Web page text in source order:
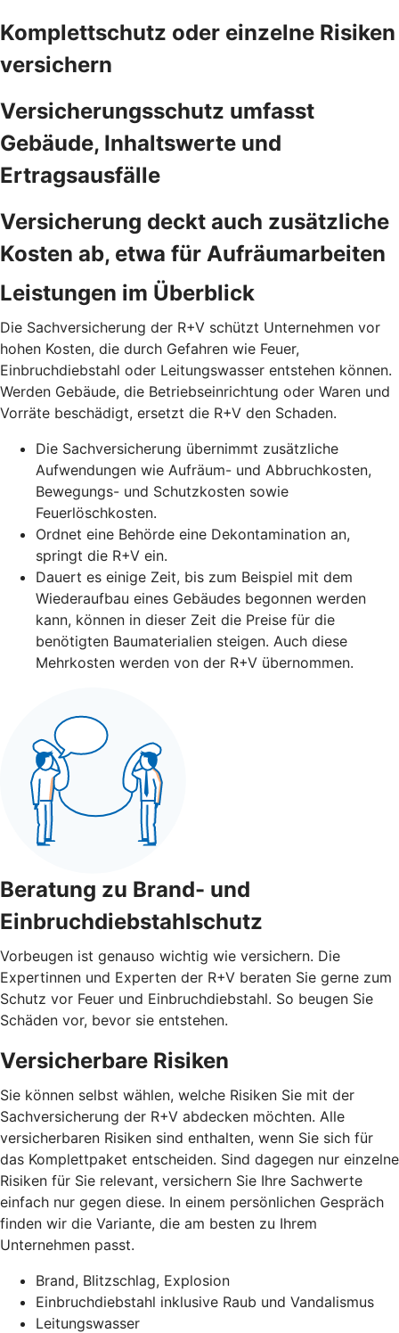
Komplettschutz oder einzelne Risiken
versichern
Versicherungsschutz umfasst
Gebäude, Inhaltswerte und
Ertragsausfälle
Versicherung deckt auch zusätzliche
Kosten ab, etwa für Aufräumarbeiten
Leistungen im Überblick
Die Sachversicherung der R+V schützt Unternehmen vor
hohen Kosten, die durch Gefahren wie Feuer,
Einbruchdiebstahl oder Leitungswasser entstehen können.
Werden Gebäude, die Betriebseinrichtung oder Waren und
Vorräte beschädigt, ersetzt die R+V den Schaden.
Die Sachversicherung übernimmt zusätzliche
Aufwendungen wie Aufräum- und Abbruchkosten,
Bewegungs- und Schutzkosten sowie
Feuerlöschkosten.
Ordnet eine Behörde eine Dekontamination an,
springt die R+V ein.
Dauert es einige Zeit, bis zum Beispiel mit dem
Wiederaufbau eines Gebäudes begonnen werden
kann, können in dieser Zeit die Preise für die
benötigten Baumaterialien steigen. Auch diese
Mehrkosten werden von der R+V übernommen.
Beratung zu Brand- und
Einbruchdiebstahlschutz
Vorbeugen ist genauso wichtig wie versichern. Die
Expertinnen und Experten der R+V beraten Sie gerne zum
Schutz vor Feuer und Einbruchdiebstahl. So beugen Sie
Schäden vor, bevor sie entstehen.
Versicherbare Risiken
Sie können selbst wählen, welche Risiken Sie mit der
Sachversicherung der R+V abdecken möchten. Alle
versicherbaren Risiken sind enthalten, wenn Sie sich für
das Komplettpaket entscheiden. Sind dagegen nur einzelne
Risiken für Sie relevant, versichern Sie Ihre Sachwerte
einfach nur gegen diese. In einem persönlichen Gespräch
finden wir die Variante, die am besten zu Ihrem
Unternehmen passt.
Brand, Blitzschlag, Explosion
Einbruchdiebstahl inklusive Raub und Vandalismus
Leitungswasser